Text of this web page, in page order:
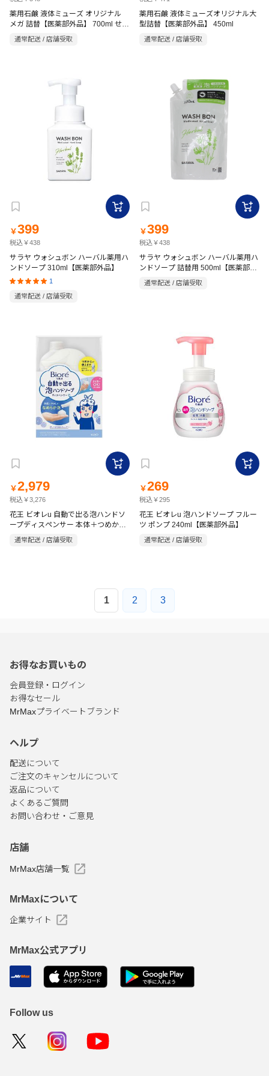
薬用石鹸 液体ミューズ オリジナル
メガ 詰替【医薬部外品】 700ml せっ
けん
通常配送 / 店舗受取
薬用石鹸 液体ミューズオリジナル大
型詰替【医薬部外品】 450ml
通常配送 / 店舗受取
￥399
税込￥438
サラヤ ウォシュボン ハーバル薬用ハ
ンドソープ 310ml【医薬部外品】
1
通常配送 / 店舗受取
￥399
税込￥438
サラヤ ウォシュボン ハーバル薬用ハ
ンドソープ 詰替用 500ml【医薬部外
品】
通常配送 / 店舗受取
￥2,979
税込￥3,276
花王 ビオレu 自動で出る泡ハンドソ
ープディスペンサー 本体＋つめかえ
用 430ml【医薬部外品】
通常配送 / 店舗受取
￥269
税込￥295
花王 ビオレu 泡ハンドソープ フルー
ツ ポンプ 240ml【医薬部外品】
通常配送 / 店舗受取
1 2 3
お得なお買いもの
会員登録・ログイン
お得なセール
MrMaxプライベートブランド
ヘルプ
配送について
ご注文のキャンセルについて
返品について
よくあるご質問
お問い合わせ・ご意見
店舗
MrMax店舗一覧
MrMaxについて
企業サイト
MrMax公式アプリ
Follow us